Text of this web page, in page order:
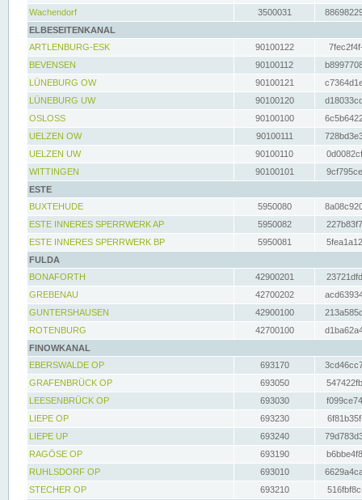
Wachendorf
3500031
ELBESEITENKANAL
ARTLENBURG-ESK
90100122
BEVENSEN
90100112
LÜNEBURG OW
90100121
LÜNEBURG UW
90100120
OSLOSS
90100100
UELZEN OW
90100111
UELZEN UW
90100110
WITTINGEN
90100101
ESTE
BUXTEHUDE
5950080
ESTE INNERES SPERRWERK AP
5950082
ESTE INNERES SPERRWERK BP
5950081
FULDA
BONAFORTH
42900201
GREBENAU
42700202
GUNTERSHAUSEN
42900100
ROTENBURG
42700100
FINOWKANAL
EBERSWALDE OP
693170
GRAFENBRÜCK OP
693050
LEESENBRÜCK OP
693030
LIEPE OP
693230
LIEPE UP
693240
RAGÖSE OP
693190
RUHLSDORF OP
693010
STECHER OP
693210